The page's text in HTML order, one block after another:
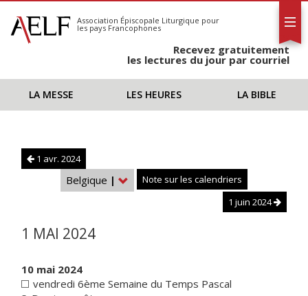
S'abonner
Calendrier
Association Épiscopale Liturgique pour
les pays Francophones
Recevez gratuitement
les lectures du jour par courriel
LA MESSE LES HEURES LA BIBLE
1 avr. 2024
Belgique |
Note sur les calendriers
1 juin 2024
1 MAI 2024
10 mai 2024
vendredi 6ème Semaine du Temps Pascal